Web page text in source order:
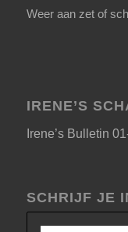
Weer aan zet of
IRENE’S
Irene’s Bulletin
SCHRIJF JE